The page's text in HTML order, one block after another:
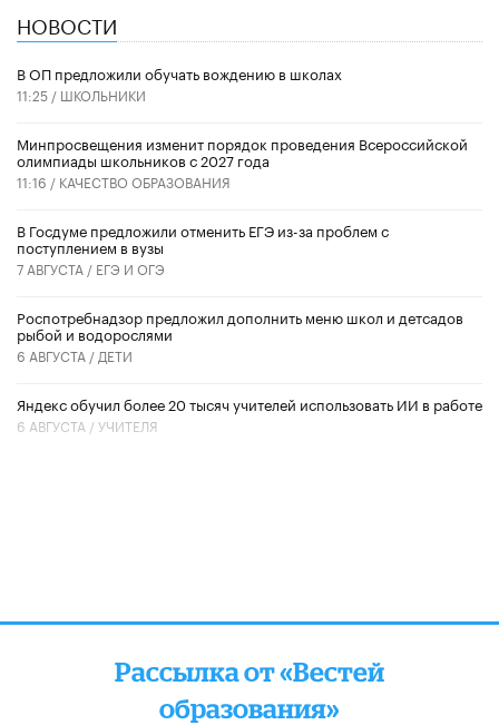
НОВОСТИ
В ОП предложили обучать вождению в школах
11:25 / ШКОЛЬНИКИ
Минпросвещения изменит порядок проведения Всероссийской
олимпиады школьников с 2027 года
11:16 / КАЧЕСТВО ОБРАЗОВАНИЯ
В Госдуме предложили отменить ЕГЭ из-за проблем с
поступлением в вузы
7 АВГУСТА / ЕГЭ И ОГЭ
Роспотребнадзор предложил дополнить меню школ и детсадов
рыбой и водорослями
6 АВГУСТА / ДЕТИ
​Яндекс обучил более 20 тысяч учителей использовать ИИ в работе
6 АВГУСТА /УЧИТЕЛЯ
Рассылка от «Вестей
образования»